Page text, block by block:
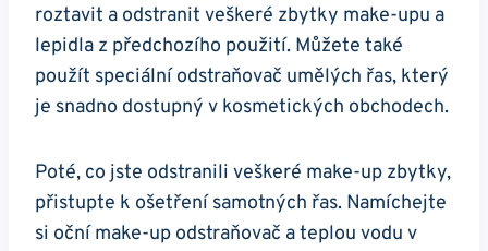
roztavit a odstranit veškeré zbytky make-upu a
lepidla z předchozího použití. Můžete také
použít speciální odstraňovač umělých řas, který
je snadno dostupný v kosmetických obchodech.
Poté, co jste odstranili veškeré make-up zbytky,
přistupte k ošetření samotných řas. Namíchejte
si oční make-up odstraňovač a teplou vodu v